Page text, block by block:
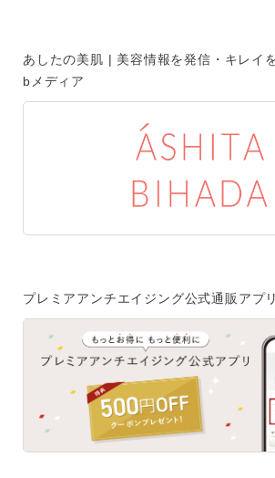
よくあるお問い合せ
ギフトラッピングサービス
ベストコスメ受賞履歴
あしたの美肌 | 美容情報を発信・キレイ
bメディア
あしたの美肌 | 美容情報を発信・キレイ
bメディア
プレミアアンチエイジング公式通販アプリ